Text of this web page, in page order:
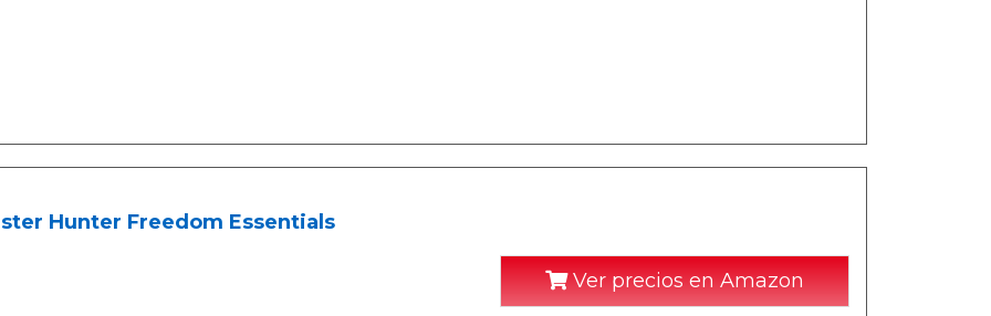
Hunter Freedom Essentials
Ver precios en Amazon